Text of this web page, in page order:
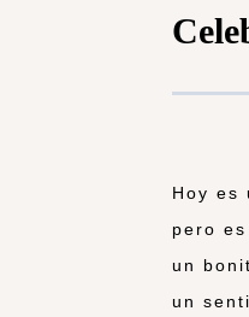
Hoy es
pero
un
un